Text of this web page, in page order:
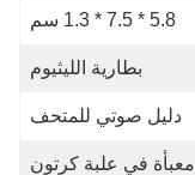
5.8 * 7.5 * 1.3 سم
بطارية الليثيوم
دليل صوتي للمتحف
معبأة في علبة كرتون